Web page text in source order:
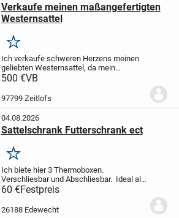
Verkaufe meinen maßangefertigten
Westernsattel
Merken
Ich verkaufe schweren Herzens meinen
geliebten Westernsattel, da mein
Haflinger inzwischen zu alt geworden ist
kann.Der Sattel ist maßangefertigt,
500 €VB
97799 Zeitlofs
04.08.2026
Sattelschrank Futterschrank ect
Merken
Ich biete hier 3 Thermoboxen.
Verschliesbar und Abschliesbar. Ideal als
Sattelschrank, Futterschrank, Umbau
zum Heubedampfer, Getränkekisten kühl
halten ect. Hält alles trocken und
60 €Festpreis
26188 Edewecht